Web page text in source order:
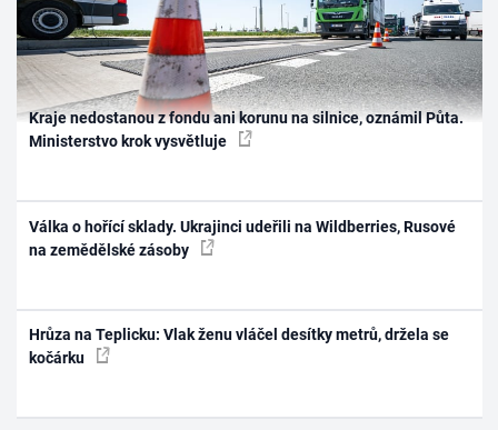
Kraje nedostanou z fondu ani korunu na silnice, oznámil Půta.
Ministerstvo krok vysvětluje
Válka o hořící sklady. Ukrajinci udeřili na Wildberries, Rusové
na zemědělské zásoby
Hrůza na Teplicku: Vlak ženu vláčel desítky metrů, držela se
kočárku